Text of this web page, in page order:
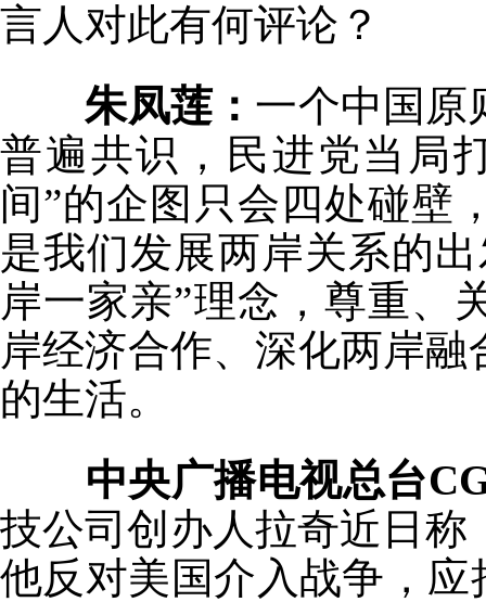
言人对此有何评论？
朱凤莲： 一个中国原
普遍共识，民进党当局
间”的企图只会四处碰壁
是我们发展两岸关系的
岸一家亲”理念，尊重、
岸经济合作、深化两岸
的生活。
中央广播电视总台
技公司创办人拉奇近日称
他反对美国介入战争，